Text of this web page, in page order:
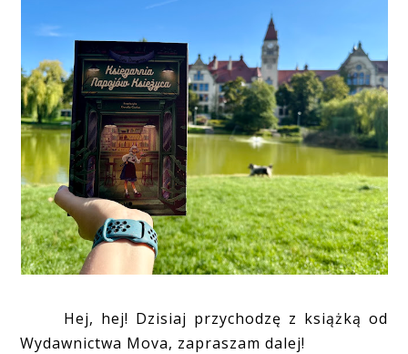
Hej, hej! Dzisiaj przychodzę z książką od
Wydawnictwa Mova, zapraszam dalej!